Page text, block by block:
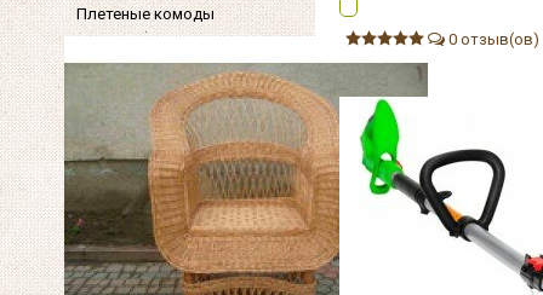
Плетеные комоды
0 отзыв(ов)